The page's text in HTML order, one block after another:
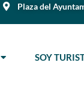
Plaza del
SOY